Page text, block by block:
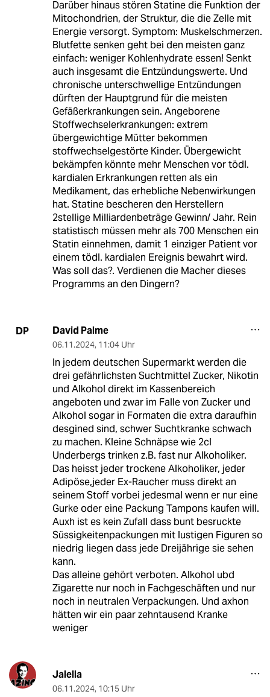
Darüber hinaus stören Statine die Funktion der
Mitochondrien, der Struktur, die die Zelle mit
Energie versorgt. Symptom: Muskelschmerzen.
Blutfette senken geht bei den meisten ganz
einfach: weniger Kohlenhydrate essen! Senkt
auch insgesamt die Entzündungswerte. Und
chronische unterschwellige Entzündungen
dürften der Hauptgrund für die meisten
Gefäßerkrankungen sein. Angeborene
Stoffwechselerkrankungen: extrem
übergewichtige Mütter bekommen
stoffwechselgestörte Kinder. Übergewicht
bekämpfen könnte mehr Menschen vor tödl.
kardialen Erkrankungen retten als ein
Medikament, das erhebliche Nebenwirkungen
hat. Statine bescheren den Herstellern
2stellige Milliardenbeträge Gewinn/ Jahr. Rein
statistisch müssen mehr als 700 Menschen ein
Statin einnehmen, damit 1 einziger Patient vor
einem tödl. kardialen Ereignis bewahrt wird.
Was soll das?. Verdienen die Macher dieses
Programms an den Dingern?
DP David Palme
06.11.2024, 11:04 Uhr
In jedem deutschen Supermarkt werden die
drei gefährlichsten Suchtmittel Zucker, Nikotin
und Alkohol direkt im Kassenbereich
angeboten und zwar im Falle von Zucker und
Alkohol sogar in Formaten die extra daraufhin
desgined sind, schwer Suchtkranke schwach
zu machen. Kleine Schnäpse wie 2cl
Underbergs trinken z.B. fast nur Alkoholiker.
Das heisst jeder trockene Alkoholiker, jeder
Adipöse,jeder Ex-Raucher muss direkt an
seinem Stoff vorbei jedesmal wenn er nur eine
Gurke oder eine Packung Tampons kaufen will.
Auxh ist es kein Zufall dass bunt besruckte
Süssigkeitenpackungen mit lustigen Figuren so
niedrig liegen dass jede Dreijährige sie sehen
kann.
Das alleine gehört verboten. Alkohol ubd
Zigarette nur noch in Fachgeschäften und nur
noch in neutralen Verpackungen. Und axhon
hätten wir ein paar zehntausend Kranke
weniger
Jalella
06.11.2024, 10:15 Uhr